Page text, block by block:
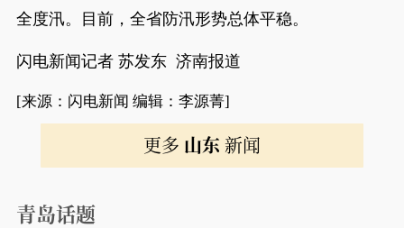
全度汛。目前，全省防汛形势总体平稳。
闪电新闻记者 苏发东 济南报道
[来源：闪电新闻 编辑：李源菁]
更多 山东 新闻
青岛话题